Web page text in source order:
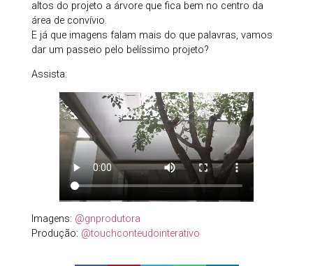
altos do projeto a árvore que fica bem no centro da
área de convívio.
E já que imagens falam mais do que palavras, vamos
dar um passeio pelo belíssimo projeto?
Assista:
Imagens: @gnprodutora
Produção: @touchconteudointerativo